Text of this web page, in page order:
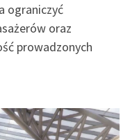
ograniczyć
oraz
prowadzonych